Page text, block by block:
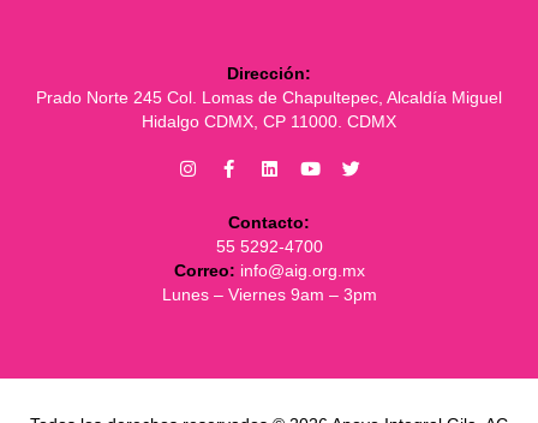
Dirección:
Prado Norte 245 Col. Lomas de Chapultepec, Alcaldía Miguel
Hidalgo CDMX, CP 11000. CDMX
Contacto:
55 5292-4700
Correo: info@aig.org.mx
Lunes – Viernes 9am – 3pm